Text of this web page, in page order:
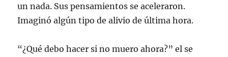
un nada. Sus pensamientos se aceleraron.
Imaginó algún tipo de alivio de última hora.
“¿Qué debo hacer si no muero ahora?” el se